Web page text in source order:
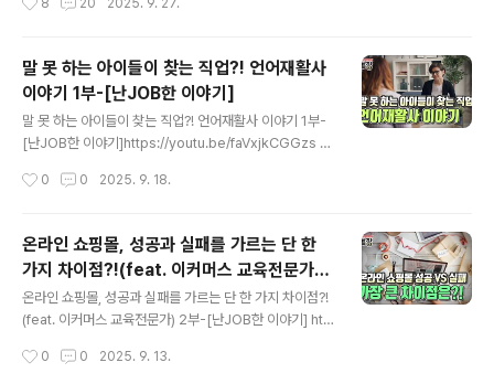
객 경험담까지 솔직하게 공개합니다! 직업의 진짜 현실이
nkOmxnJM9Iw언어재활사 수입 & 진상고객 현실 직업
토크유튜브 영상 요약해당 영상은 '헤드헌터 윤재홍' 채널
의 '난JOB한 이야기' 코너로, 언어재활사 장효순 센터장님
을 초대하여 직업에 대한 솔직한 토크를 나누는 내용입니
다.1. 영상 기본 정보항목내용제목언어재활사 수입 & 진상
한 이야기채널헤드헌터 윤재홍URLhttp://www.youtub
8 20 2025. 9. 27.
말 못 하는 아이들이 찾는 직업?! 언어재활사
이야기 1부-[난JOB한 이야기]
말 못 하는 아이들이 찾는 직업?! 언어재활사 이야기 1부-
[난JOB한 이야기]https://youtu.be/faVxjkCGGzs 언
하는 직업이며, 주로 어떤 사람들을 돕나요?언어재활사는
역할을 하며, 아동부터 노인까지 다양한 연령층을 대상으
로 합니다💡 언어재활사가 되기 위한 자격 요건과 근무 장
소는 어디인가요?자격 요건: 2년제 또는 4년제 대학에서
언어치료학과를 졸업 후 보건복지부 국가 자격증 시험 응
시근무 장소: 병원, 사설 센터, 장애인 복지관, 특수 교육 지
어주는 언어재활사의 세계를 깊이 있게 탐험합니다. 이 콘
0 0 2025. 9. 18.
온라인 쇼핑몰, 성공과 실패를 가르는 단 한
가지 차이점?!(feat. 이커머스 교육전문가)
2부-[난JOB한 이야기]
온라인 쇼핑몰, 성공과 실패를 가르는 단 한 가지 차이점?!
(feat. 이커머스 교육전문가) 2부-[난JOB한 이야기] htt
s://bit.ly/nj-guest🛒 스토어 : https://bit.ly/nj-store
0 0 2025. 9. 13.